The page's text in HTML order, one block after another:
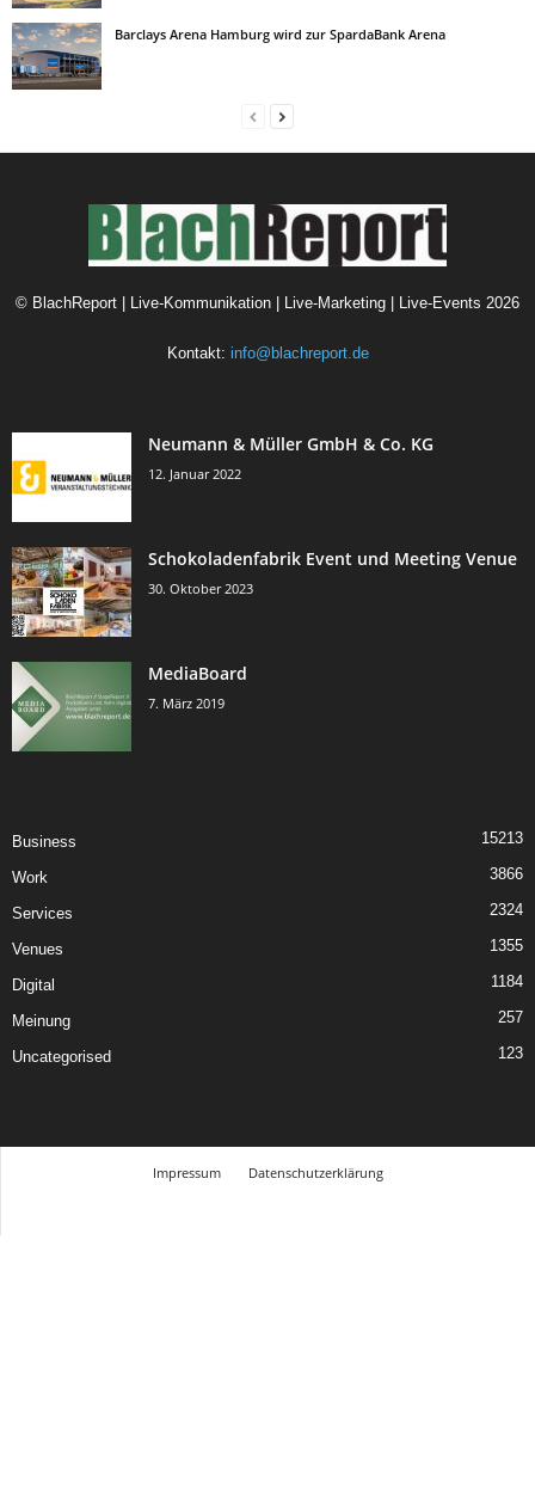
Barclays Arena Hamburg wird zur SpardaBank Arena
© BlachReport | Live-Kommunikation | Live-Marketing | Live-Events 2026
Kontakt: info@blachreport.de
Neumann & Müller GmbH & Co. KG
12. Januar 2022
Schokoladenfabrik Event und Meeting Venue
30. Oktober 2023
MediaBoard
7. März 2019
Business 15213
Work 3866
Services 2324
Venues 1355
Digital 1184
Meinung 257
Uncategorised 123
Impressum
Datenschutzerklärung